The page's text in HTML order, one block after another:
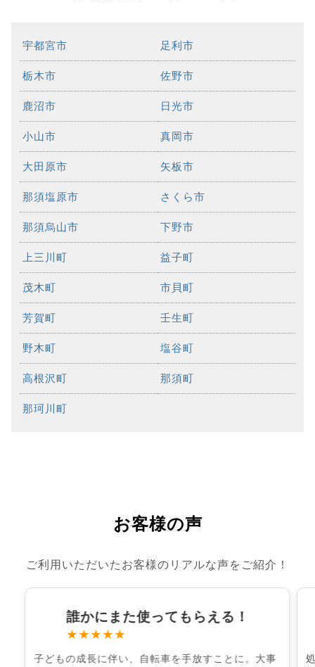
宇都宮市 足利市
栃木市 佐野市
鹿沼市 日光市
小山市 真岡市
大田原市 矢板市
那須塩原市 さくら市
那須烏山市 下野市
上三川町 益子町
茂木町 市貝町
芳賀町 壬生町
野木町 塩谷町
高根沢町 那須町
那珂川町
お客様の声
ご利用いただいたお客様のリアルな声をご紹介！
誰かにまた使ってもらえる！
★★★★★
子どもの成長に伴い、自転車を手放すことに。大事